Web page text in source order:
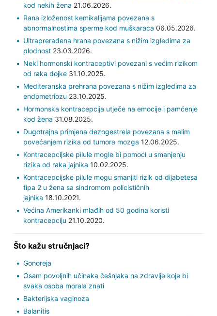
kod nekih žena 21.06.2026.
Rana izloženost kemikalijama povezana s
abnormalnostima sperme kod muškaraca 06.05.2026.
Ultraprerađena hrana povezana s nižim izgledima za
plodnost23.03.2026.
Neki hormonski kontraceptivi povezani s većim rizikom
od raka dojke31.10.2025.
Mediteranska prehrana povezana s nižim izgledima za
endometriozu 23.10.2025.
Hormonska kontracepcija utječe na emocije i pamćenje
kod žena 31.08.2025.
Dugotrajna primjena dezogestrela povezana s malim
povećanjem rizika od tumora mozga 12.06.2025.
Kontracepcijske pilule mogle bi pomoći u smanjenju
rizika od raka jajnika 10.02.2025.
Kontracepcijske pilule mogu smanjiti rizik od dijabetesa
tipa 2 u žena sa sindromom policističnih
jajnika 18.10.2021.
Većina Amerikanki mlađih od 50 godina koristi
kontracepciju 21.10.2020.
Što kažu stručnjaci?
Gonoreja
Osam povoljnih učinaka češnjaka na zdravlje koje bi
svaka osoba morala znati
Bakterijska vaginoza
Balanitis